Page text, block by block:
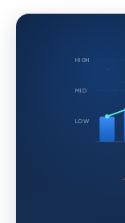
HIGH
MID
LOW